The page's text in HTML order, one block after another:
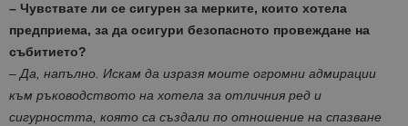
– Чувствате ли се сигурен за мерките, които хотела
предприема, за да осигури безопасното провеждане на
събитието?
– Да, напълно. Искам да изразя моите огромни адмирации
към ръководството на хотела за отличния ред и
сигурността, която са създали по отношение на спазване